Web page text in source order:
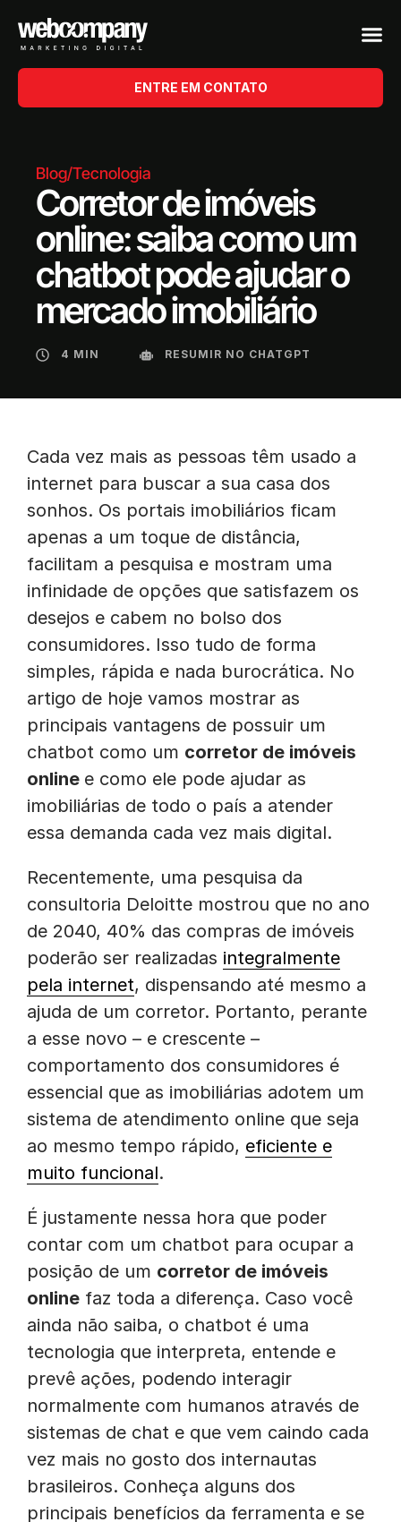
ENTRE EM CONTATO
Blog/Tecnologia
Corretor de imóveis
online: saiba como um
chatbot pode ajudar o
mercado imobiliário
4 MIN RESUMIR NO CHATGPT
Cada vez mais as pessoas têm usado a
internet para buscar a sua casa dos
sonhos. Os portais imobiliários ficam
apenas a um toque de distância,
facilitam a pesquisa e mostram uma
infinidade de opções que satisfazem os
desejos e cabem no bolso dos
consumidores. Isso tudo de forma
simples, rápida e nada burocrática. No
artigo de hoje vamos mostrar as
principais vantagens de possuir um
chatbot como um corretor de imóveis
online e como ele pode ajudar as
imobiliárias de todo o país a atender
essa demanda cada vez mais digital.
Recentemente, uma pesquisa da
consultoria Deloitte mostrou que no ano
de 2040, 40% das compras de imóveis
poderão ser realizadas integralmente
pela internet, dispensando até mesmo a
ajuda de um corretor. Portanto, perante
a esse novo – e crescente –
comportamento dos consumidores é
essencial que as imobiliárias adotem um
sistema de atendimento online que seja
ao mesmo tempo rápido, eficiente e
muito funcional.
É justamente nessa hora que poder
contar com um chatbot para ocupar a
posição de um corretor de imóveis
online faz toda a diferença. Caso você
ainda não saiba, o chatbot é uma
tecnologia que interpreta, entende e
prevê ações, podendo interagir
normalmente com humanos através de
sistemas de chat e que vem caindo cada
vez mais no gosto dos internautas
brasileiros. Conheça alguns dos
principais benefícios da ferramenta e se